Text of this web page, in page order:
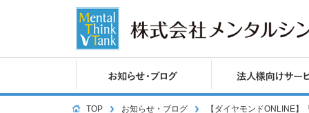
TOP お知らせ・ブログ 【ダイヤモンドONLINE